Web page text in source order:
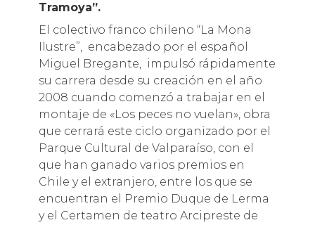
Tramoya”.
El colectivo franco chileno “La Mona
Ilustre”, encabezado por el español
Miguel Bregante, impulsó rápidamente
su carrera desde su creación en el año
2008 cuando comenzó a trabajar en el
montaje de «Los peces no vuelan», obra
que cerrará este ciclo organizado por el
Parque Cultural de Valparaíso, con el
que han ganado varios premios en
Chile y el extranjero, entre los que se
encuentran el Premio Duque de Lerma
y el Certamen de teatro Arcipreste de